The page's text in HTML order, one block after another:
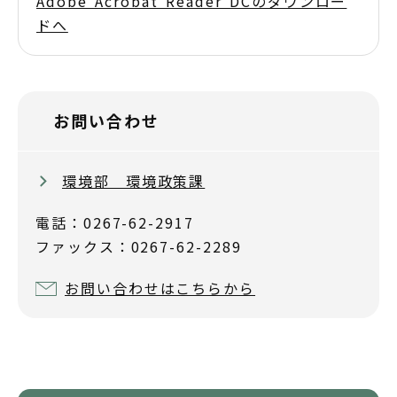
ドへ
お問い合わせ
環境部 環境政策課
電話：0267-62-2917
ファックス：0267-62-2289
お問い合わせはこちらから